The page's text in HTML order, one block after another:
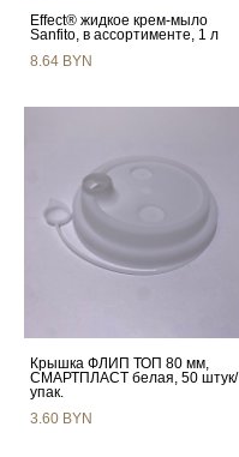
Effect® жидкое крем-мыло
Sanfito, в ассортименте, 1 л
8.64 BYN
Крышка ФЛИП ТОП 80 мм,
СМАРТПЛАСТ белая, 50 штук/
упак.
3.60 BYN